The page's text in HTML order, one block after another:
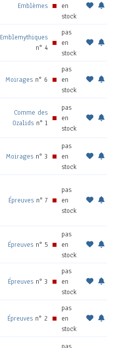
Emblèmes
en
stock
Emblemythiques
n° 4
pas
en
stock
Moirages n° 6
pas
en
stock
Comme des
Ozalids n° 1
pas
en
stock
Moirages n° 3
pas
en
stock
Épreuves n° 7
pas
en
stock
Épreuves n° 5
pas
en
stock
Épreuves n° 3
pas
en
stock
Épreuves n° 2
pas
en
stock